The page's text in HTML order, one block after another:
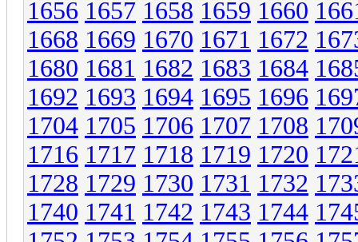
1656 1657 1658 1659 1660
1668 1669 1670 1671 1672
1680 1681 1682 1683 1684
1692 1693 1694 1695 1696
1704 1705 1706 1707 1708
1716 1717 1718 1719 1720
1728 1729 1730 1731 1732
1740 1741 1742 1743 1744